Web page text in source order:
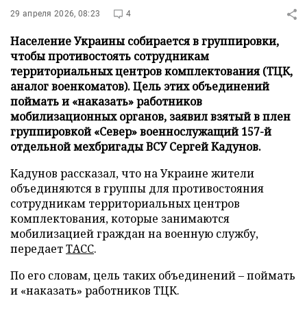
29 апреля 2026, 08:23 4
Население Украины собирается в группировки,
чтобы противостоять сотрудникам
территориальных центров комплектования (ТЦК,
аналог военкоматов). Цель этих объединений
поймать и «наказать» работников
мобилизационных органов, заявил взятый в плен
группировкой «Север» военнослужащий 157-й
отдельной мехбригады ВСУ Сергей Кадунов.
Кадунов рассказал, что на Украине жители
объединяются в группы для противостояния
сотрудникам территориальных центров
комплектования, которые занимаются
мобилизацией граждан на военную службу,
передаетТАСС.
По его словам, цель таких объединений – поймать
и «наказать» работников ТЦК.